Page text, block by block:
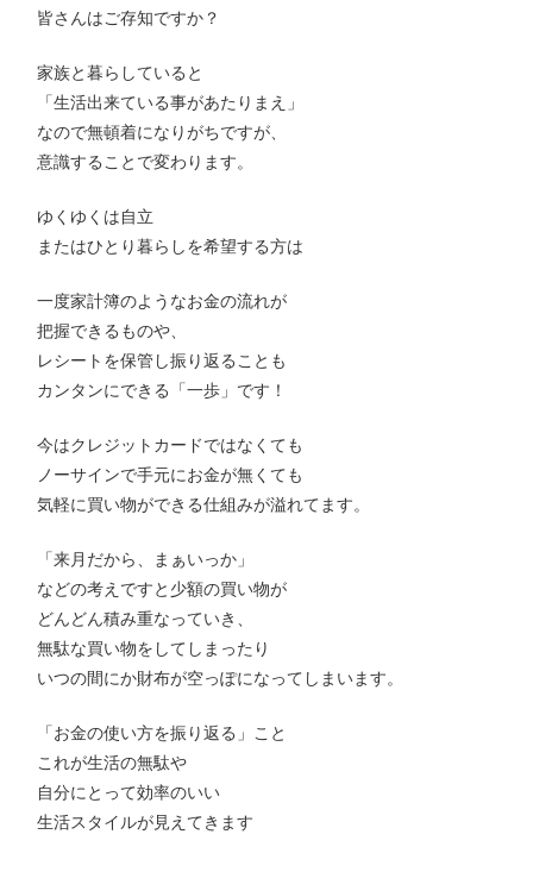
皆さんはご存知ですか？
家族と暮らしていると
「生活出来ている事があたりまえ」
なので無頓着になりがちですが、
意識することで変わります。
ゆくゆくは自立
またはひとり暮らしを希望する方は
一度家計簿のようなお金の流れが
把握できるものや、
レシートを保管し振り返ることも
カンタンにできる「一歩」です！
今はクレジットカードではなくても
ノーサインで手元にお金が無くても
気軽に買い物ができる仕組みが溢れてます。
「来月だから、まぁいっか」
などの考えですと少額の買い物が
どんどん積み重なっていき、
無駄な買い物をしてしまったり
いつの間にか財布が空っぽになってしまいます。
「お金の使い方を振り返る」こと
これが生活の無駄や
自分にとって効率のいい
生活スタイルが見えてきます